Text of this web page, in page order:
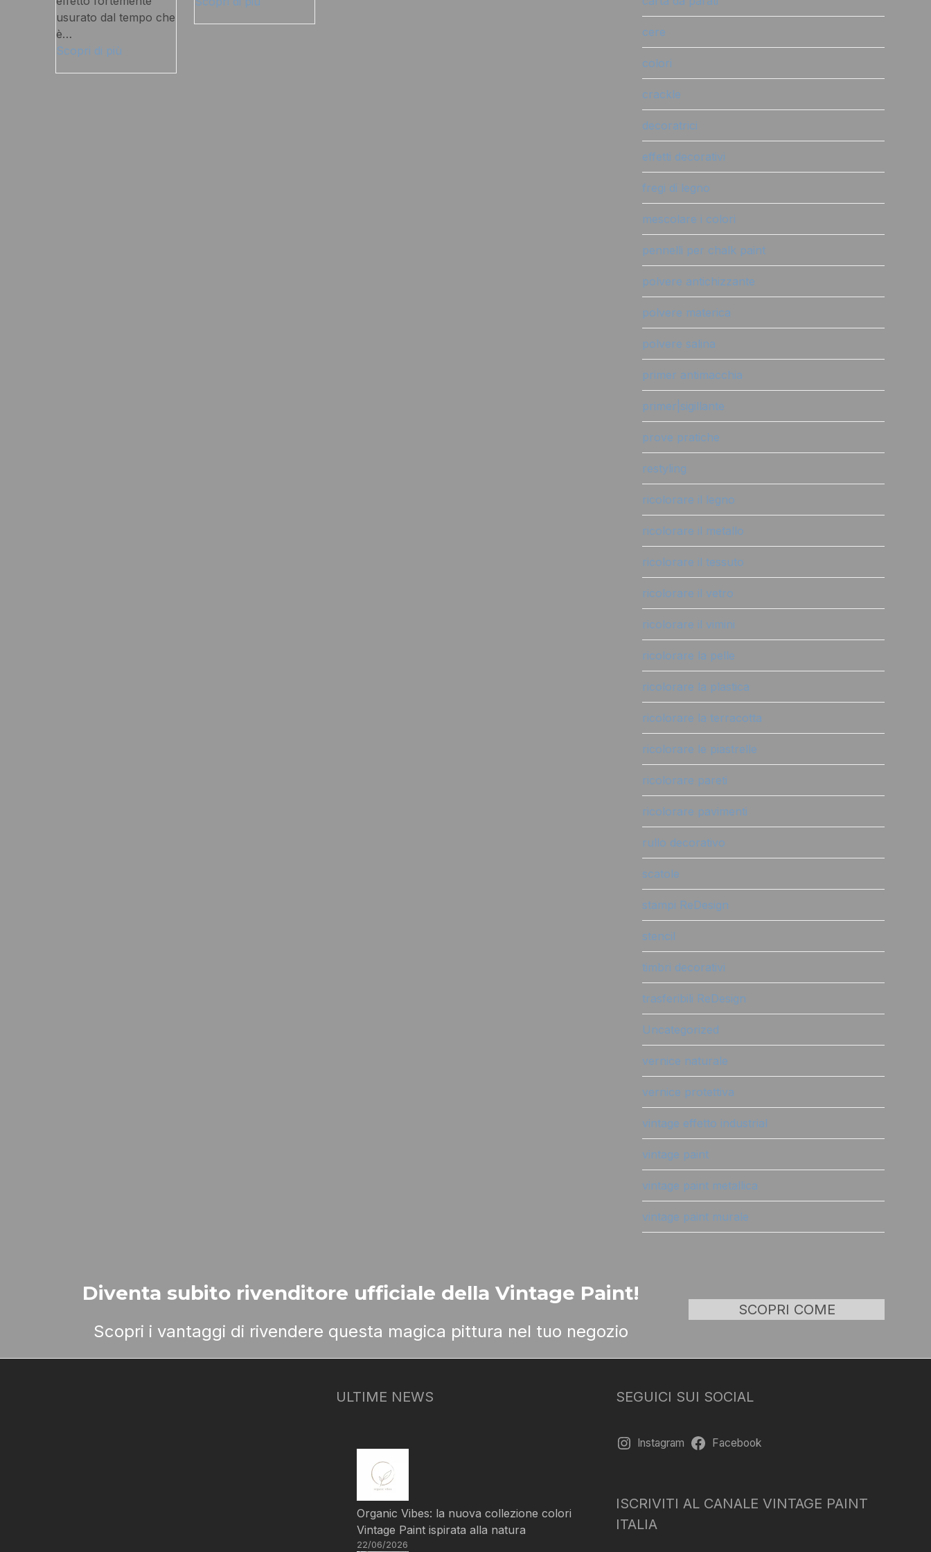
usurato dal tempo che
è…
Scopri di più
cere
colori
crackle
decoratrici
effetti decorativi
fregi di legno
mescolare i colori
pennelli per chalk paint
polvere antichizzante
polvere materica
polvere salina
primer antimacchia
primer|sigillante
prove pratiche
restyling
ricolorare il legno
ricolorare il metallo
ricolorare il tessuto
ricolorare il vetro
ricolorare il vimini
ricolorare la pelle
ricolorare la plastica
ricolorare la terracotta
ricolorare le piastrelle
ricolorare pareti
ricolorare pavimenti
rullo decorativo
scatole
stampi ReDesign
stencil
timbri decorativi
trasferibili ReDesign
Uncategorized
vernice naturale
vernice protettiva
vintage effetto industrial
vintage paint
vintage paint metallica
vintage paint murale
Diventa subito rivenditore ufficiale della Vintage Paint!
Scopri i vantaggi di rivendere questa magica pittura nel tuo negozio
SCOPRI COME
ULTIME NEWS
Organic Vibes: la nuova collezione colori
Vintage Paint ispirata alla natura
22/06/2026
SEGUICI SUI SOCIAL
Instagram Facebook
ISCRIVITI AL CANALE VINTAGE PAINT
ITALIA